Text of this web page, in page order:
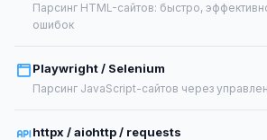
Парсинг HTML-сайтов: быстро,
ошибок
Playwright / Selenium
Парсинг JavaScript-сайтов через
httpx / aiohttp / requests